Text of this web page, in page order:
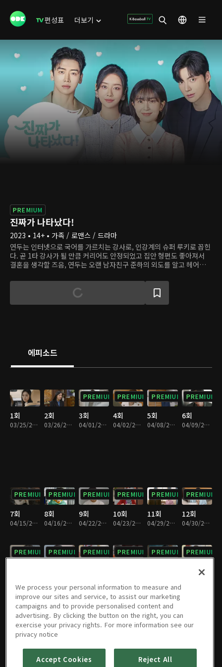
편성표 더보기
PREMIUM
진짜가 나타났다!
2023 • 14+ • 가족 / 로맨스 / 드라마
연두는 인터넷으로 국어를 가르치는 강사로, 인강계의 슈퍼 루키로 꼽힌
다. 곧 1타 강사가 될 만큼 커리어도 안정되었고 집안 형편도 좋아져서
결혼을 생각할 즈음, 연두는 오랜 남자친구 준하의 외도를 알고 헤어진
결심한다. 그때 그의 삶에 들어온 남자 공태경. 재벌 2세이자 유능한 산
부인과 전문의인 그는 가족과 사랑에 대한 실망으로 비혼을 결심했다. 그
렇게 아빠 없이 아이를 낳고 싶은 여자와 비혼주의자 남자의 계약 연예가
에피소드
1회
03/25/2023 • 1시간 8분
2회
03/26/2023 • 1시간 11분
PREMIUM
3회
04/01/2023 • 1시간 8분
PREMIUM
4회
04/02/2023 • 1시간 11분
PREMIUM
5회
04/08/2023 • 1시간 4분
PREMIUM
6회
04/09/2023 • 1시간 5분
PREMIUM
7회
04/15/2023 • 1시간 8분
PREMIUM
8회
04/16/2023 • 1시간 7분
PREMIUM
9회
04/22/2023 • 1시간 7분
PREMIUM
10회
04/23/2023 • 1시간 7분
PREMIUM
11회
04/29/2023 • 1시간 6분
PREMIUM
12회
04/30/2023 • 1시간 5분
PREMIUM PREMIUM PREMIUM PREMIUM PREMIUM PREMIUM
PREMIUM
19회
05/27/2023 • 1시간 9분
PREMIUM
20회
PREMIUM
21회
PREMIUM
22회
PREMIUM
23회 24회
We process your personal information to measure and
improve our sites and service, to assist our marketing
campaigns and to provide personalised content and
advertising. By clicking the button on the right, you can
exercise your privacy rights. For more information see our
privacy notice
Accept Cookies Reject All